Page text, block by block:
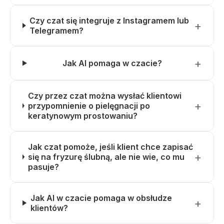
Czy czat się integruje z Instagramem lub
Telegramem?
Jak AI pomaga w czacie?
Czy przez czat można wysłać klientowi
przypomnienie o pielęgnacji po
keratynowym prostowaniu?
Jak czat pomoże, jeśli klient chce zapisać
się na fryzurę ślubną, ale nie wie, co mu
pasuje?
Jak AI w czacie pomaga w obsłudze
klientów?